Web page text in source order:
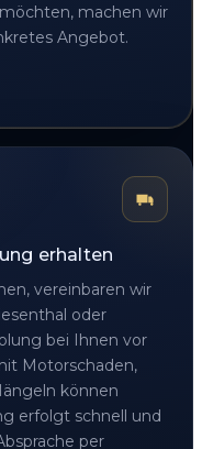
machen wir
Angebot.
erhalten
vereinbaren wir
oder
bei Ihnen vor
Motorschaden,
können
erfolgt schnell und
per